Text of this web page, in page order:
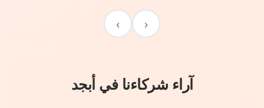
‹
›
آراء شركاءنا في أبجد